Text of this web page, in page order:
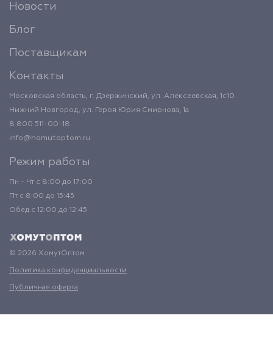
Новости
Блог
Поставщикам
Контакты
Московская область, г. Дзержинский, ул. Алексеевская, 1с10
Нижний Новгород, ул. Героя Юрия Смирнова, 1а
8 800 511-00-18
info@homutoptom.ru
Режим работы
Пн - Чт с 8:00 до 17:00
Пт с 8:00 до 15:45
Обед с 12:00 до 12:45
© 2026 ХомутОптом
Политика конфиденциальности
Публичная оферта